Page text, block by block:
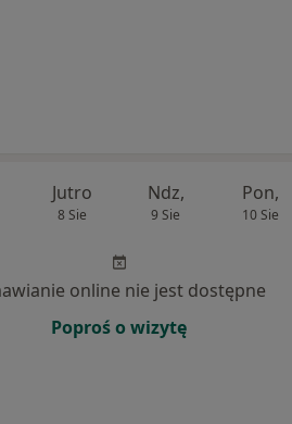
Jutro
8 Sie
Ndz,
9 Sie
Pon,
10 Sie
online nie jest dostępne
Poproś o wizytę